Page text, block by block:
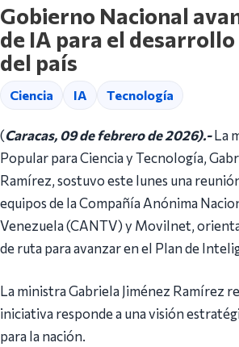
Gobierno Nacional
de IA para el
del país
Ciencia IA Tecnología
(Caracas, 09 de febrero de 2026).-La
Popular para Ciencia y Tecnología,
Ramírez, sostuvo este lunes una
equipos de la Compañía Anónima
Venezuela (CANTV) y Movilnet,
de ruta para avanzar en el Plan de
La ministra Gabriela Jiménez Ramírez
iniciativa responde a una visión
para la nación.